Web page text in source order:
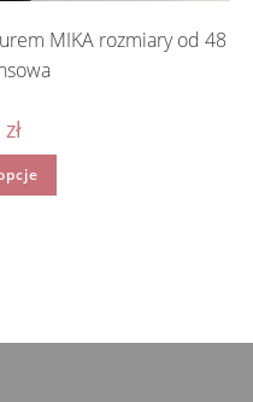
MIKA rozmiary od 48
zł
Ten
ma